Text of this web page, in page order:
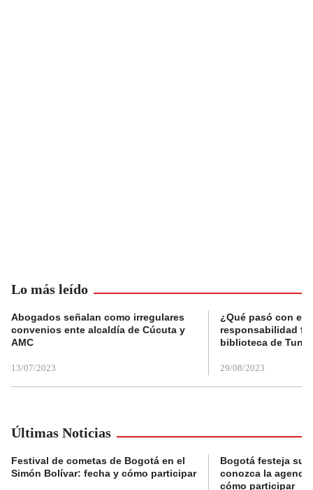
Lo más leído
Abogados señalan como irregulares
convenios ente alcaldía de Cúcuta y
AMC
13/07/2023
¿Qué pasó con el
responsabilidad
biblioteca de
29/08/2023
Últimas Noticias
Festival de cometas de Bogotá en el
Simón Bolívar: fecha y cómo participar
Bogotá festeja su
conozca la
cómo participar